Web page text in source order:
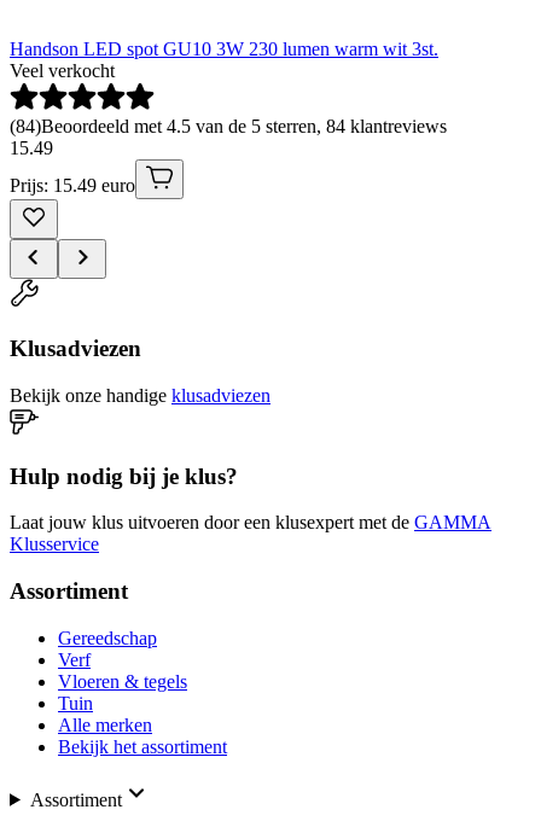
Handson LED spot GU10 3W 230 lumen warm wit 3st.
Veel verkocht
(84)Beoordeeld met 4.5 van de 5 sterren, 84 klantreviews
15.49
Prijs: 15.49 euro
Klusadviezen
Bekijk onze handige klusadviezen
Hulp nodig bij je klus?
Laat jouw klus uitvoeren door een klusexpert met de GAMMA
Klusservice
Assortiment
Gereedschap
Verf
Vloeren & tegels
Tuin
Alle merken
Bekijk het assortiment
Assortiment